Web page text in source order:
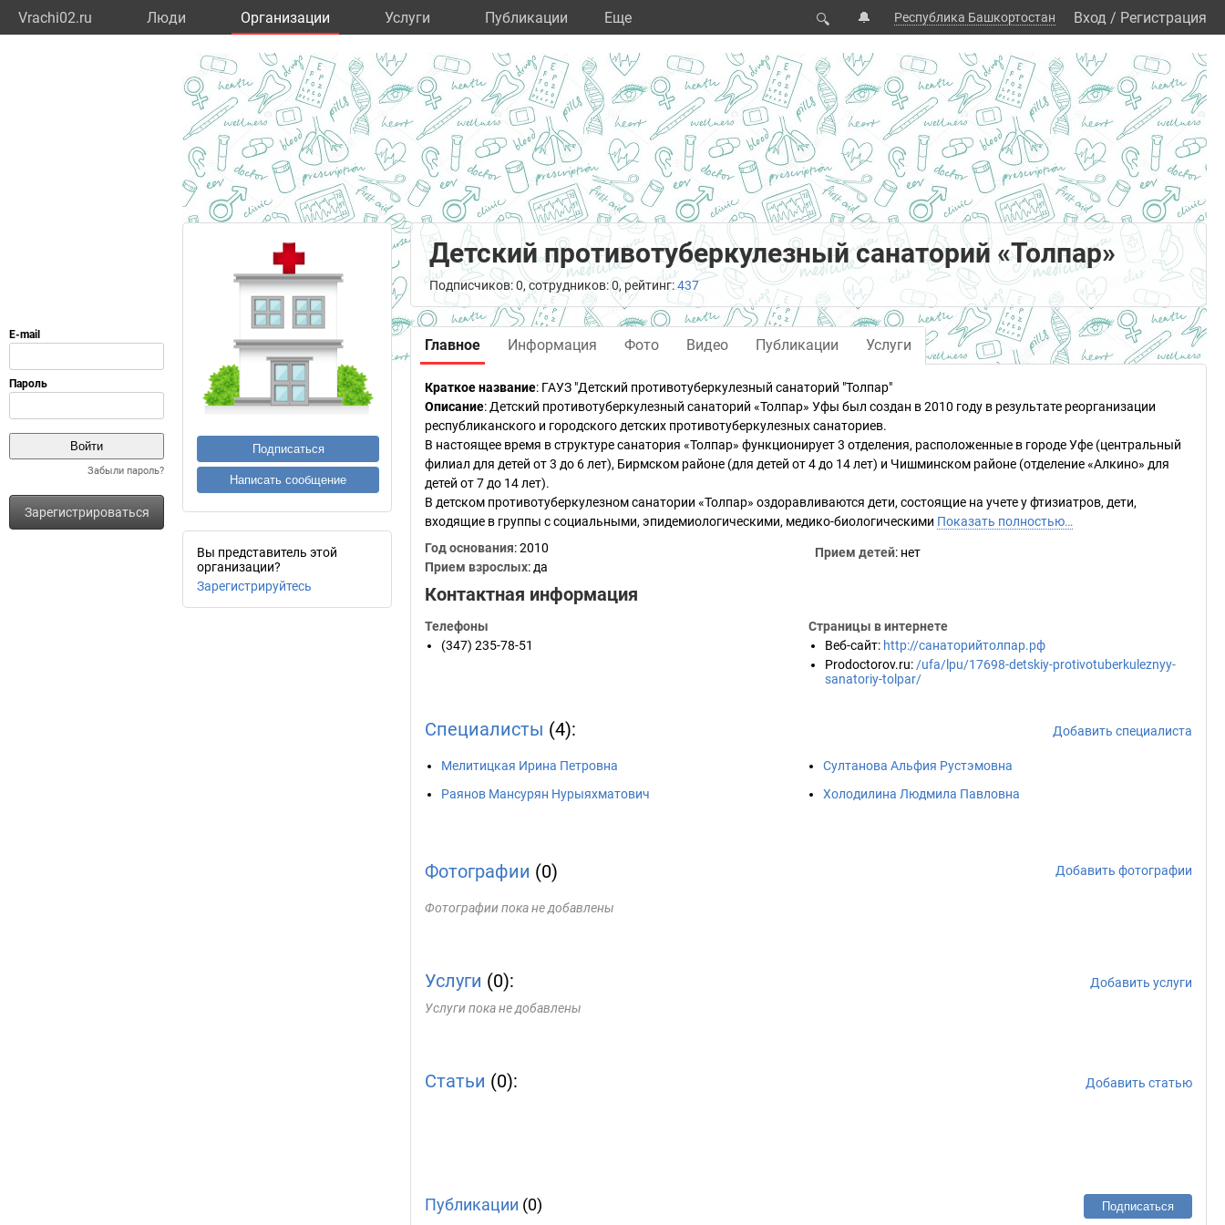
Vrachi02.ru Люди Организации Услуги Публикации Eще 🔍 🔔 Республика Башкортостан Вход / Регистрация
Забыли пароль?
Зарегистрироваться
Подписаться
Написать сообщение
Вы представитель этой
организации?
Зарегистрируйтесь
Детский противотуберкулезный санаторий «Толпар»
Подписчиков: 0, сотрудников: 0, рейтинг:437
Главное Информация Фото Видео Публикации Услуги
Краткое название: ГАУЗ "Детский противотуберкулезный санаторий "Толпар"
Описание: Детский противотуберкулезный санаторий «Толпар» Уфы был создан в 2010 году в результате реорганизации
республиканского и городского детских противотуберкулезных санаториев.
В настоящее время в структуре санатория «Толпар» функционирует 3 отделения, расположенные в городе Уфе (центральный
филиал для детей от 3 до 6 лет), Бирмском районе (для детей от 4 до 14 лет) и Чишминском районе (отделение «Алкино» для
детей от 7 до 14 лет).
В детском противотуберкулезном санатории «Толпар» оздоравливаются дети, состоящие на учете у фтизиатров, дети,
входящие в группы с социальными, эпидемиологическими, медико-биологическими Показать полностью…
Год основания:2010
Прием взрослых: да
Прием детей: нет
Контактная информация
Телефоны
(347) 235-78-51
Страницы в интернете
Веб-сайт: http://санаторийтолпар.рф
Prodoctorov.ru: /ufa/lpu/17698-detskiy-protivotuberkuleznyy-
sanatoriy-tolpar/
Специалисты (4): Добавить специалиста
Мелитицкая Ирина Петровна
Раянов Мансурян Нурыяхматович
Султанова Альфия Рустэмовна
Холодилина Людмила Павловна
Фотографии (0) Добавить фотографии
Фотографии пока не добавлены
Услуги (0):
Добавить услуги
Услуги пока не добавлены
Статьи (0): Добавить статью
Публикации (0) Подписаться